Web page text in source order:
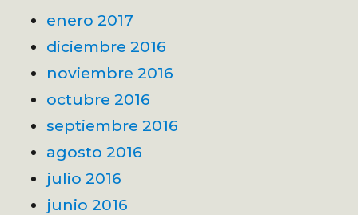
enero 2017
diciembre 2016
noviembre 2016
octubre 2016
septiembre 2016
agosto 2016
julio 2016
junio 2016